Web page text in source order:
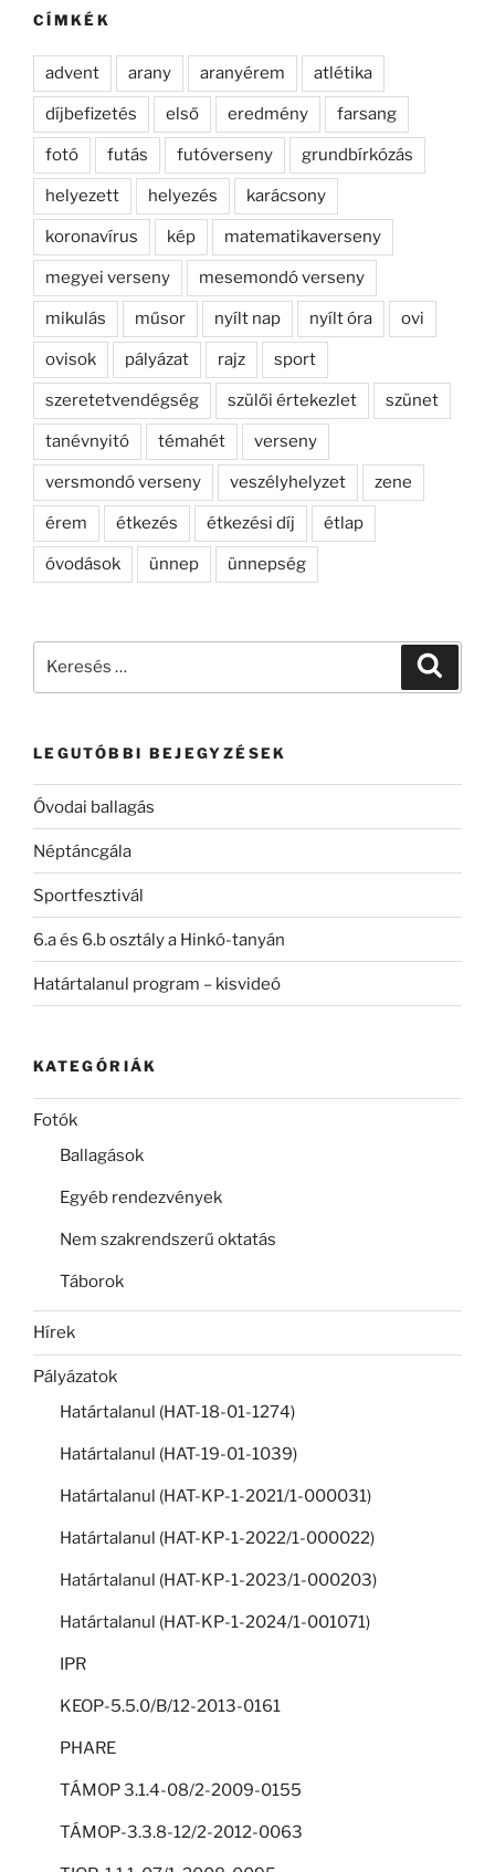
CÍMKÉK
advent arany aranyérem atlétika
díjbefizetés első eredmény farsang
fotó futás futóverseny grundbírkózás
helyezett helyezés karácsony
koronavírus kép matematikaverseny
megyei verseny mesemondó verseny
mikulás műsor nyílt nap nyílt óra ovi
ovisok pályázat rajz sport
szeretetvendégség szülői értekezlet szünet
tanévnyitó témahét verseny
versmondó verseny veszélyhelyzet zene
érem étkezés étkezési díj étlap
óvodások ünnep ünnepség
LEGUTÓBBI BEJEGYZÉSEK
Óvodai ballagás
Néptáncgála
Sportfesztivál
6.a és 6.b osztály a Hinkó-tanyán
Határtalanul program – kisvideó
KATEGÓRIÁK
Fotók
Ballagások
Egyéb rendezvények
Nem szakrendszerű oktatás
Táborok
Hírek
Pályázatok
Határtalanul (HAT-18-01-1274)
Határtalanul (HAT-19-01-1039)
Határtalanul (HAT-KP-1-2021/1-000031)
Határtalanul (HAT-KP-1-2022/1-000022)
Határtalanul (HAT-KP-1-2023/1-000203)
Határtalanul (HAT-KP-1-2024/1-001071)
IPR
KEOP-5.5.0/B/12-2013-0161
PHARE
TÁMOP 3.1.4-08/2-2009-0155
TÁMOP-3.3.8-12/2-2012-0063